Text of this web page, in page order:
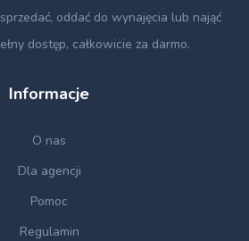
oddać do wynajęcia lub nająć
dostęp, całkowicie za darmo.
Informacje
O nas
Dla agencji
Pomoc
Regulamin